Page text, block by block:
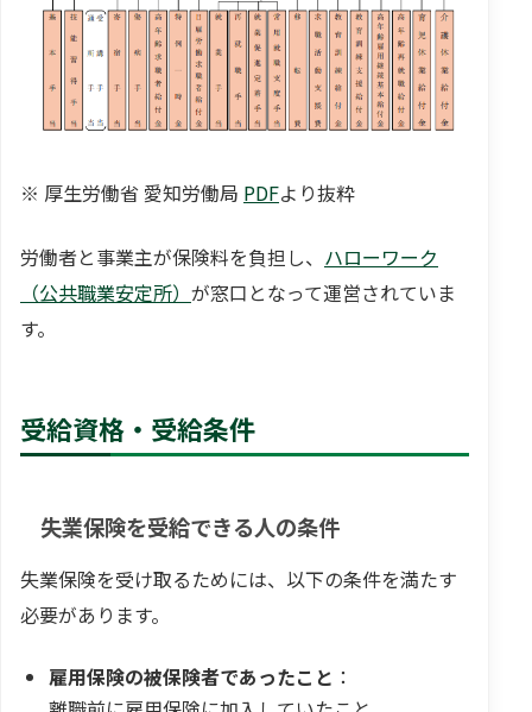
※ 厚生労働省 愛知労働局 PDFより抜粋
労働者と事業主が保険料を負担し、 ハローワーク
（公共職業安定所） が窓口となって運営されていま
す。
受給資格・受給条件
失業保険を受給できる人の条件
失業保険を受け取るためには、以下の条件を満たす
必要があります。
雇用保険の被保険者であったこと ：